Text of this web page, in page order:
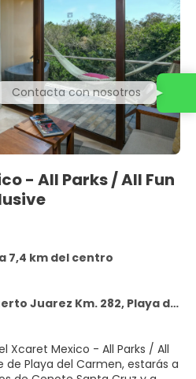
- All Parks / All Fun
7,4 km del centro
Km. 282, Playa del Carmen 77710
Xcaret Mexico - All Parks / All
de Playa del Carmen, estarás a
Contacta con nosotros